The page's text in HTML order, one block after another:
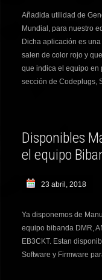
Añadida utilidad de
Mundial, para nuestro
Dicha aplicación es
salen de color rojo y
que indica el equipo en
sección de Codeplugs,
Disponibles
el equipo
23 abril, 2018
Ya disponemos de
equipo bibanda DMR,
EB3CKT. Estan
Software y Firmware